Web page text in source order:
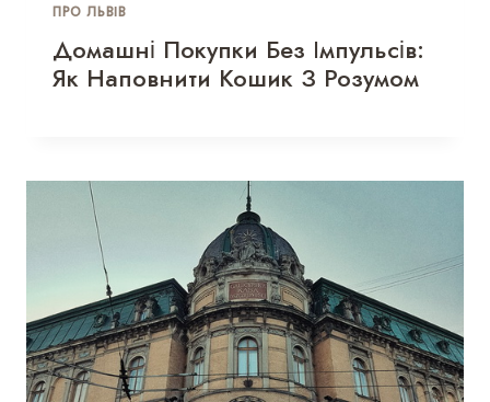
ПРО ЛЬВІВ
Домашні Покупки Без Імпульсів:
Як Наповнити Кошик З Розумом